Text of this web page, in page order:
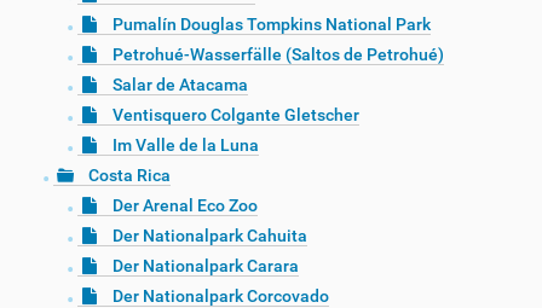
Pumalín Douglas Tompkins National Park
Petrohué-Wasserfälle (Saltos de Petrohué)
Salar de Atacama
Ventisquero Colgante Gletscher
Im Valle de la Luna
Costa Rica
Der Arenal Eco Zoo
Der Nationalpark Cahuita
Der Nationalpark Carara
Der Nationalpark Corcovado